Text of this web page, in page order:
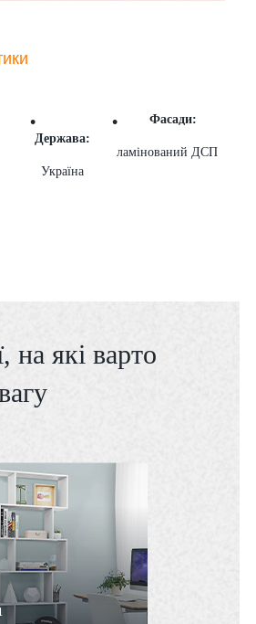
Держава:
Україна
Фасади:
ламінований ДСП
на які варто